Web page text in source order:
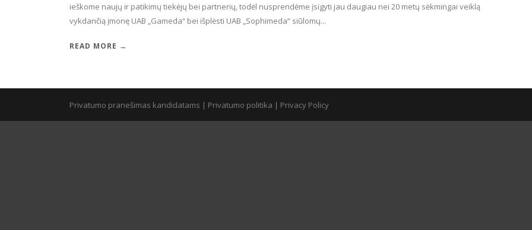
ieškome naujų ir patikimų tiekėjų bei partnerių, todėl nusprendėme įsigyti jau daugiau nei 20 metų sėkmingai veiklą
vykdančią įmonę UAB „Gameda“ bei išplėsti UAB „Sophimeda“ siūlomų...
READ MORE →
Privatumo pranešimas kandidatams | Privatumo politika | Privacy Policy